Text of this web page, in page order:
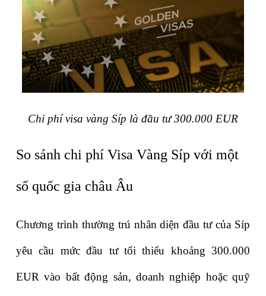
Chi phí visa vàng Síp là đầu tư 300.000 EUR
So sánh chi phí Visa Vàng Síp với một
số quốc gia châu Âu
Chương trình thường trú nhân diện đầu tư của Síp
yêu cầu mức đầu tư tối thiểu khoảng 300.000
EUR vào bất động sản, doanh nghiệp hoặc quỹ